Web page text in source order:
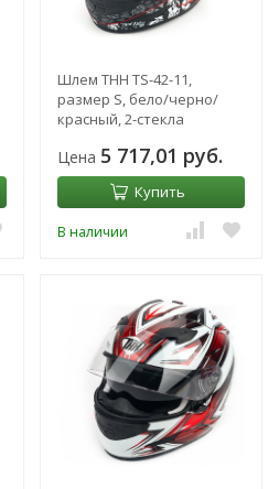
Шлем THH TS-42-11,
размер S, бело/черно/
красный, 2-стекла
Цена 5 717,01 руб.
Купить
В наличии